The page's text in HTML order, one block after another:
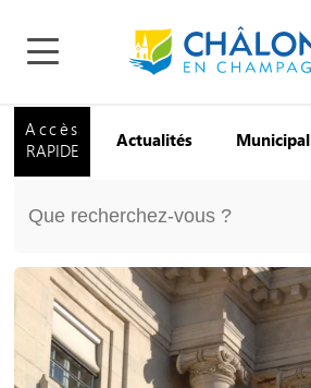
Accès
RAPIDE
Actualités